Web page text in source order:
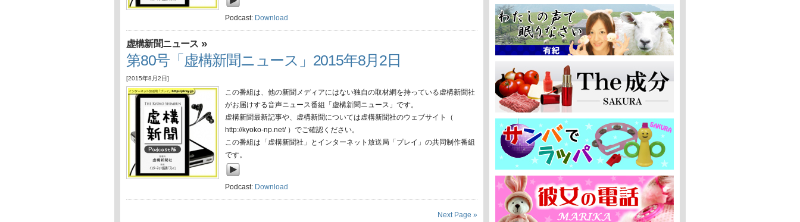
Podcast: Download
虚構新聞ニュース »
第80号「虚構新聞ニュース」2015年8月2日
[2015年8月2日]
この番組は、他の新聞メディアにはない独自の取材網を持っている虚構新聞社
がお届けする音声ニュース番組「虚構新聞ニュース」です。
虚構新聞最新記事や、虚構新聞については虚構新聞社のウェブサイト（
http://kyoko-np.net/ ）でご確認ください。
この番組は「虚構新聞社」とインターネット放送局「プレイ」の共同制作番組
です。
Podcast: Download
Next Page »